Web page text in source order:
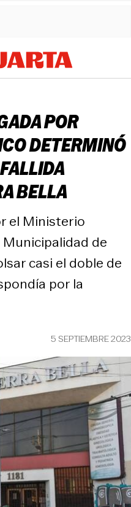
POR
DETERMINÓ
BELLA
el Ministerio
de
casi el doble de
por la
5 SEPTIEMBRE 2023